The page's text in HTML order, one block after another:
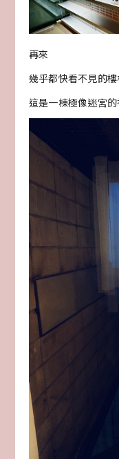
再來
幾乎都快看不見的
這是一棟極像迷宮